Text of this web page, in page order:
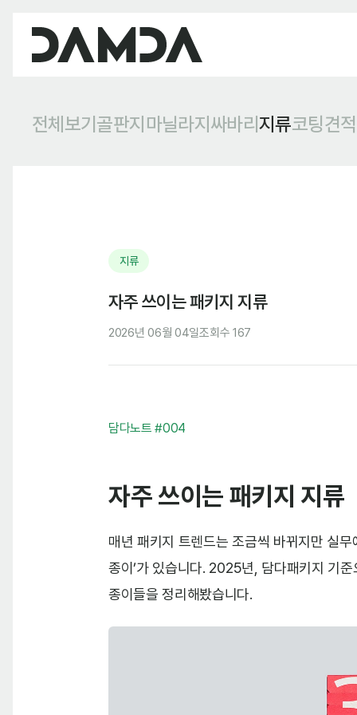
전체보기 골판지 마닐라지 싸바리지류코팅견적
지류
자주 쓰이는 패키지 지류
2026년 06월 04일조회수 167
담다노트 #004
자주 쓰이는 패키지 지류
매년 패키지 트렌드는 조금씩 바뀌지만 실무
종이’가 있습니다. 2025년, 담다패키지 기
종이들을 정리해봤습니다.